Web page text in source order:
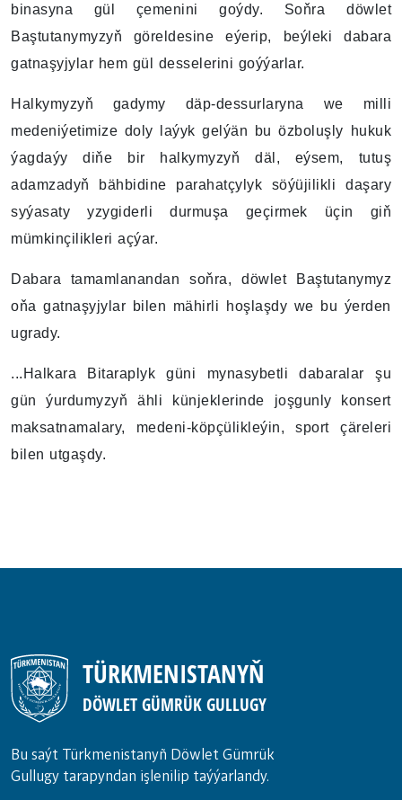
binasyna gül çemenini goýdy. Soňra döwlet
Baştutanymyzyň göreldesine eýerip, beýleki dabara
gatnaşyjylar hem gül desselerini goýýarlar.
Halkymyzyň gadymy däp-dessurlaryna we milli
medeniýetimize doly laýyk gelýän bu özboluşly hukuk
ýagdaýy diňe bir halkymyzyň däl, eýsem, tutuş
adamzadyň bähbidine parahatçylyk söýüjilikli daşary
syýasaty yzygiderli durmuşa geçirmek üçin giň
mümkinçilikleri açýar.
Dabara tamamlanandan soňra, döwlet Baştutanymyz
oňa gatnaşyjylar bilen mähirli hoşlaşdy we bu ýerden
ugrady.
...Halkara Bitaraplyk güni mynasybetli dabaralar şu
gün ýurdumyzyň ähli künjeklerinde joşgunly konsert
maksatnamalary, medeni-köpçülikleýin, sport çäreleri
bilen utgaşdy.
TÜRKMENISTANYŇ
DÖWLET GÜMRÜK GULLUGY
Bu saýt Türkmenistanyñ Döwlet Gümrük
Gullugy tarapyndan işlenilip taýýarlandy.